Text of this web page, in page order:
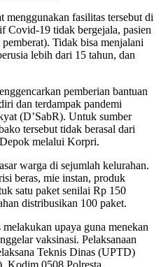
menggunakan fasilitas tersebut di
Covid-19 tidak bergejala, pasien
Tidak bisa menjalani
lebih dari 15 tahun, dan
pemberian bantuan
dan terdampak pandemi
(D’SabR). Untuk sumber
tersebut tidak berasal dari
melalui Korpri.
warga di sejumlah kelurahan.
beras, mie instan, produk
satu paket senilai Rp 150
distribusikan 100 paket.
upaya guna menekan
vaksinasi. Pelaksanaan
Teknis Dinas (UPTD)
Kodim 0508,Polresta